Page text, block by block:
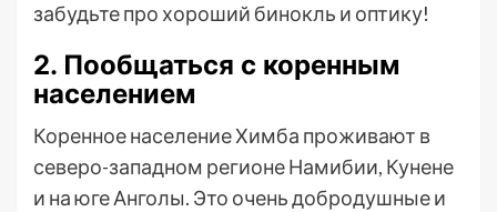
забудьте про хороший бинокль и оптику!
2. Пообщаться с коренным
населением
Коренное население Химба проживают в
северо-западном регионе Намибии, Кунене
и на юге Анголы. Это очень добродушные и